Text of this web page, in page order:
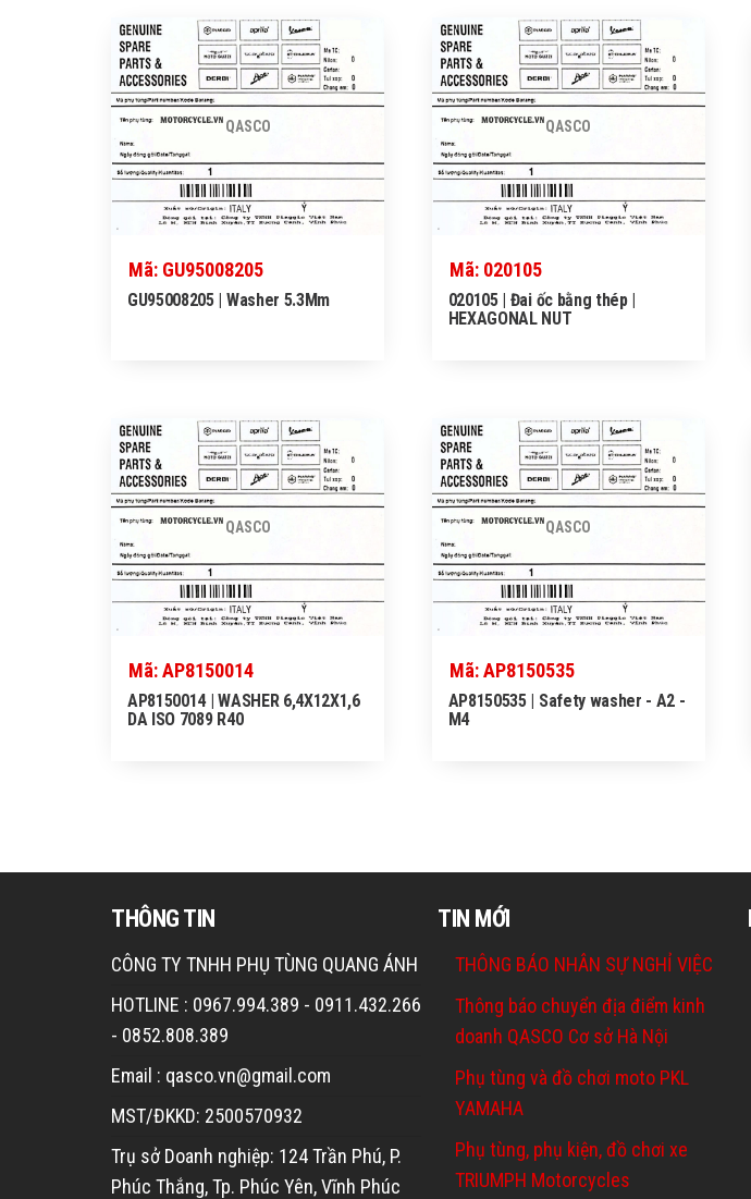
QASCO
Mã: GU95008205
GU95008205 | Washer 5.3Mm
QASCO
Mã: 020105
020105 | Đai ốc bằng thép |
HEXAGONAL NUT
QASCO
Mã: AP8150014
AP8150014 | WASHER 6,4X12X1,6
DA ISO 7089 R40
QASCO
Mã: AP8150535
AP8150535 | Safety washer - A2 -
M4
THÔNG TIN
CÔNG TY TNHH PHỤ TÙNG QUANG ÁNH
HOTLINE : 0967.994.389 - 0911.432.266
- 0852.808.389
Email : qasco.vn@gmail.com
MST/ĐKKD: 2500570932
Trụ sở Doanh nghiệp: 124 Trần Phú, P.
Phúc Thắng, Tp. Phúc Yên, Vĩnh Phúc
TIN MỚI
THÔNG BÁO NHÂN SỰ NGHỈ VIỆC
Thông báo chuyển địa điểm kinh
doanh QASCO Cơ sở Hà Nội
Phụ tùng và đồ chơi moto PKL
YAMAHA
Phụ tùng, phụ kiện, đồ chơi xe
TRIUMPH Motorcycles